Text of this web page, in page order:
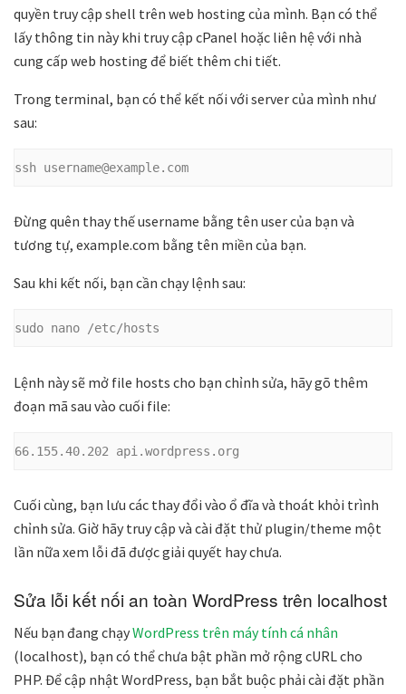
quyền truy cập shell trên web hosting của mình. Bạn có thể
lấy thông tin này khi truy cập cPanel hoặc liên hệ với nhà
cung cấp web hosting để biết thêm chi tiết.
Trong terminal, bạn có thể kết nối với server của mình như
sau:
ssh username@example.com
Đừng quên thay thế username bằng tên user của bạn và
tương tự, example.com bằng tên miền của bạn.
Sau khi kết nối, bạn cần chạy lệnh sau:
sudo nano /etc/hosts
Lệnh này sẽ mở file hosts cho bạn chỉnh sửa, hãy gõ thêm
đoạn mã sau vào cuối file:
66.155.40.202 api.wordpress.org
Cuối cùng, bạn lưu các thay đổi vào ổ đĩa và thoát khỏi trình
chỉnh sửa. Giờ hãy truy cập và cài đặt thử plugin/theme một
lần nữa xem lỗi đã được giải quyết hay chưa.
Sửa lỗi kết nối an toàn WordPress trên localhost
Nếu bạn đang chạyWordPress trên máy tính cá nhân
(localhost), bạn có thể chưa bật phần mở rộng cURL cho
PHP. Để cập nhật WordPress, bạn bắt buộc phải cài đặt phần